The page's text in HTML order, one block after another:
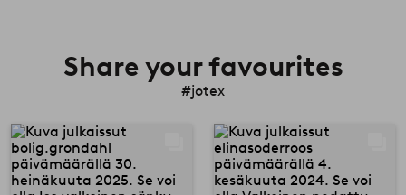
Share your favourites
#jotex